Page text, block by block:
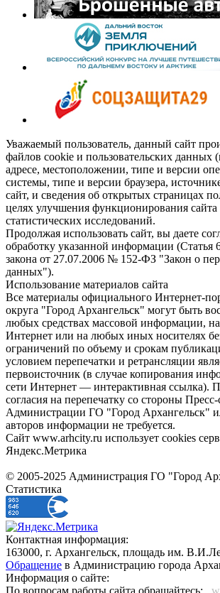
Уважаемый пользователь, данный сайт
файлов cookie и пользовательских
адресе, местоположении, типе и версии
системы, типе и версии браузера,
сайт, и сведения об открытых страницах
целях улучшения функционирования
статистических исследований.
Продолжая использовать сайт, вы даете
обработку указанной информации (Статья
закона от 27.07.2006 № 152-ФЗ "Закон о
данных").
Использование материалов сайта
Все материалы официального Интернет-
округа "Город Архангельск" могут быть
любых средствах массовой информации, на
Интернет или на любых иных носителях
ограничений по объему и срокам
условием перепечатки и ретрансляции
первоисточник (в случае копирования
сети Интернет — интерактивная ссылка).
согласия на перепечатку со стороны
Администрации ГО "Город Архангельск"
авторов информации не требуется.
Сайт www.arhcity.ru использует cookies
Яндекс.Метрика
© 2005-2025 Администрация ГО "Город
Статистика
Контактная информация:
163000, г. Архангельск, площадь им.
Обращение в Администрацию города
Информация о сайте:
По вопросам работы сайта обращайтесь: